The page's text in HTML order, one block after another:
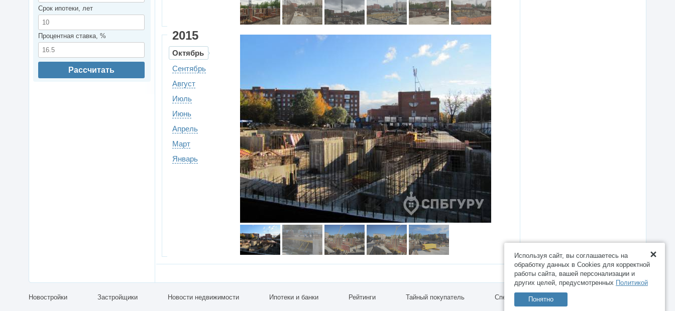
2015
Октябрь
Сентябрь
Август
Июль
Июнь
Апрель
Март
Январь
Срок ипотеки, лет
Процентная ставка, %
Рассчитать
Используя сайт, вы соглашаетесь на
обработку данных в Cookies для корректной
работы сайта, вашей персонализации и
других целей, предусмотренных Политикой
Понятно
Новостройки Застройщики Новости недвижимости Ипотеки и банки Рейтинги Тайный покупатель Спецпредложения